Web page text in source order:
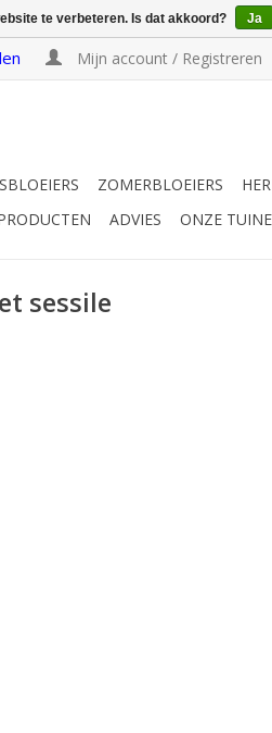
Mijn account / Registreren
ZOMERBLOEIERS
ADVIES ONZE
sessile
te verbeteren. Is dat akkoord? Ja